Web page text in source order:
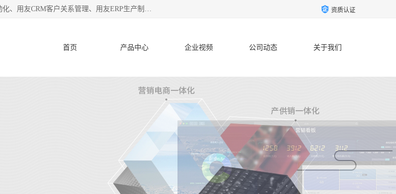
杭州协友软件有限公司主营：用友财务软件、用友进销存软件、用友OA办公自动化、用友CRM客户关系管理、用友ERP生产制造管理等;是一家用友管理软件咨询服务商。自创立至今，一直致力于为客户提供顾问式ERP管理解决方案务，为企业提供了财务管理、供应链和物流管理、生产制造管理、管理、知识与协同管理、客户关系管理等信息化建设领域的应用。 资质认证
首页 产品中心 企业视频 公司动态 关于我们